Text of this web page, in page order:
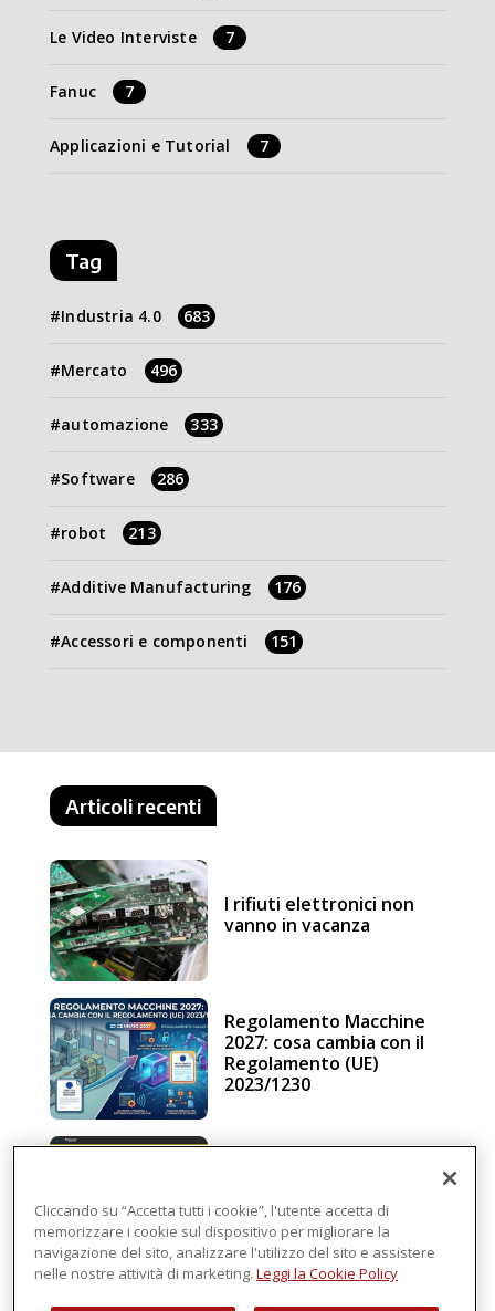
Le Video Interviste 7
Fanuc 7
Applicazioni e Tutorial 7
Tag
Industria 4.0 683
Mercato 496
automazione 333
Software 286
robot 213
Additive Manufacturing 176
Accessori e componenti 151
Articoli recenti
I rifiuti elettronici non
vanno in vacanza
Regolamento Macchine
2027: cosa cambia con il
Regolamento (UE)
2023/1230
intelligenza in cloud
Cliccando su “Accetta tutti i cookie”, l'utente accetta di
memorizzare i cookie sul dispositivo per migliorare la
navigazione del sito, analizzare l'utilizzo del sito e assistere
nelle nostre attività di marketing. Leggi la Cookie Policy